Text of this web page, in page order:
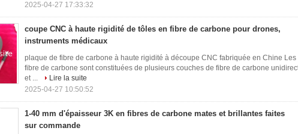
2025-04-27 17:33:32
coupe CNC à haute rigidité de tôles en fibre de carbone pour drones,
instruments médicaux
plaque de fibre de carbone à haute rigidité à découpe CNC fabriquée en Chine
fibre de carbone sont constituées de plusieurs couches de fibre de carbone
et ...
Lire la suite
2025-04-27 10:50:52
1-40 mm d'épaisseur 3K en fibres de carbone mates et brillantes faites
sur commande